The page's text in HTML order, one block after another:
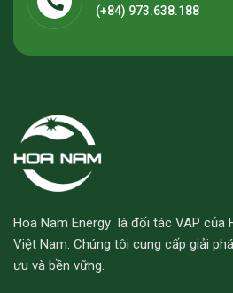
(+84) 973.638.188
Hoa Nam Energy là đối tác VAP của
Việt Nam. Chúng tôi cung cấp giải
ưu và bền vững.